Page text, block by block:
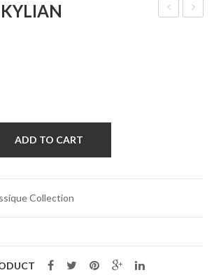
ADD TO CART
Collection